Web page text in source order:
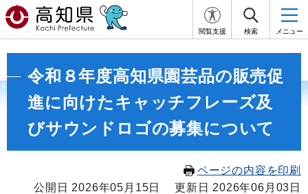
閲覧支援 検索 メニュー
令和８年度高知県園芸品の販売促
進に向けたキャッチフレーズ及
びサウンドロゴの募集について
ページの内容を印刷
公開日 2026年05月15日
更新日 2026年06月03日